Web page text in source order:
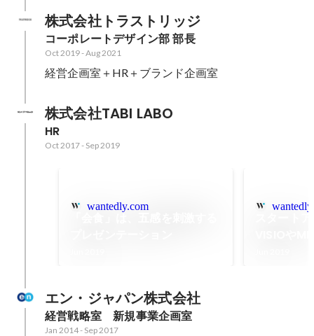
株式会社トラストリッジ
コーポレートデザイン部 部長
Oct 2019-Aug 2021
経営企画室＋HR＋ブランド企画室
株式会社TABI LABO
HR
Oct 2017- Sep 2019
wantedly.com
エン・ジャパン株式会社
経営戦略室　新規事業企画室
Jan 2014- Sep 2017